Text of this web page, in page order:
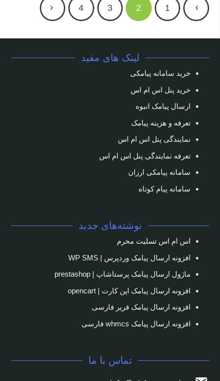
1
2
3
4
لینک های مفید
خرید سامانه پیامکی
خرید پنل اس ام اس
ارسال پیامک انبوه
تعرفه و هزینه پیامک
نمایندگی پنل اس ام اس
تعرفه نمایندگی پنل اس ام اس
سامانه پیامکی ارزان
سامانه پیام کوتاه
نوشته‌های جدید
اس ام اس تسلیت محرم
افزونه ارسال پیامک وردپرس | WP SMS
ماژول ارسال پیامک پرستاشاپ | prestashop
افزونه ارسال پیامک اپن کارت | opencart
افزونه ارسال پیامک فریر فارسی
افزونه ارسال پیامک whmcs فارسی
تماس با ما